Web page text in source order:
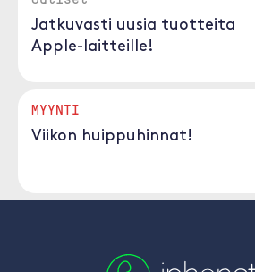
Jatkuvasti uusia tuotteita
Apple-laitteille!
MYYNTI
Viikon huippuhinnat!